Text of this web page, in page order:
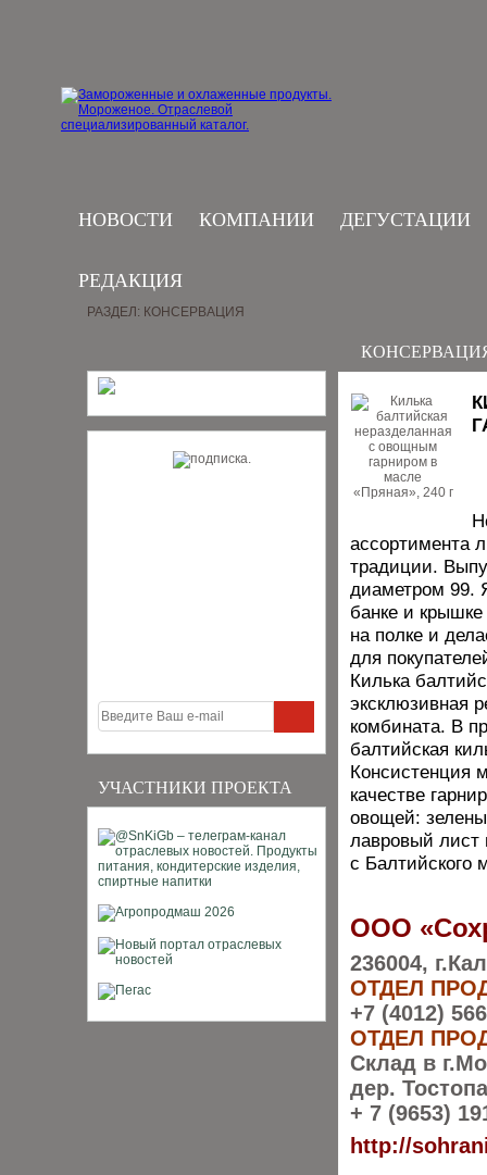
НОВОСТИ КОМПАНИИ ДЕГУСТАЦИИ
РЕДАКЦИЯ
УЧАСТНИКИ ПРОЕКТА
РАЗДЕЛ: КОНСЕРВАЦИЯ
ассортимента
традиции.
диаметром 99.
банке и
на полке и
для
Килька
эксклюзивная
комбината. В
балтийская
Консистенция
качестве
овощей:
лавровый лист
с Балтийского
ООО
236004,
ОТДЕЛ
+7 (4012)
ОТДЕЛ
Склад в
дер.
+ 7 (9653)
http://